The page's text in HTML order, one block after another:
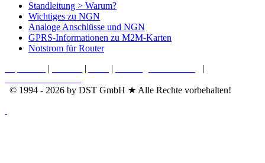
Standleitung > Warum?
Wichtiges zu NGN
Analoge Anschlüsse und NGN
GPRS-Informationen zu M2M-Karten
Notstrom für Router
| | |
|
© 1994 - 2026 by DST GmbH ★ Alle Rechte vorbehalten!